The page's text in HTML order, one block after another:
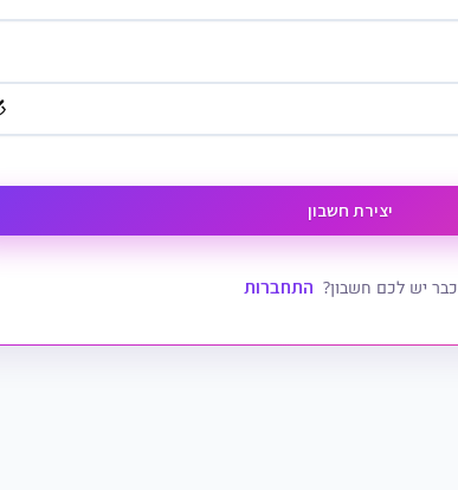
יצירת חשבון
כבר יש לכם חשבון? התחברות